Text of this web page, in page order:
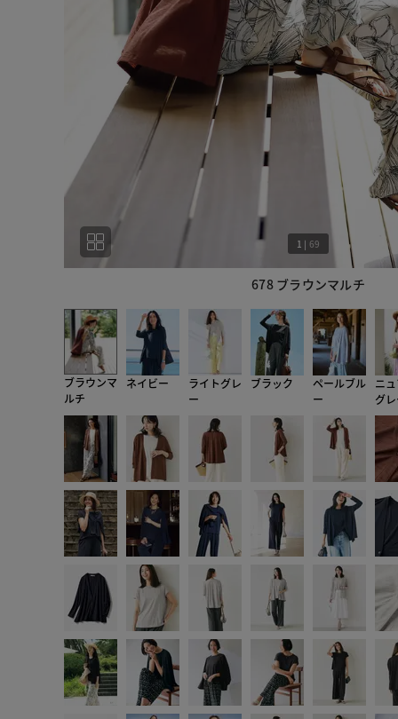
678 ブラウンマルチ
1 | 69
ブラウンマ
ルチ
ネイビー
ライトグレ
ー
ブラック
ペールブル
ー
ニ
グ